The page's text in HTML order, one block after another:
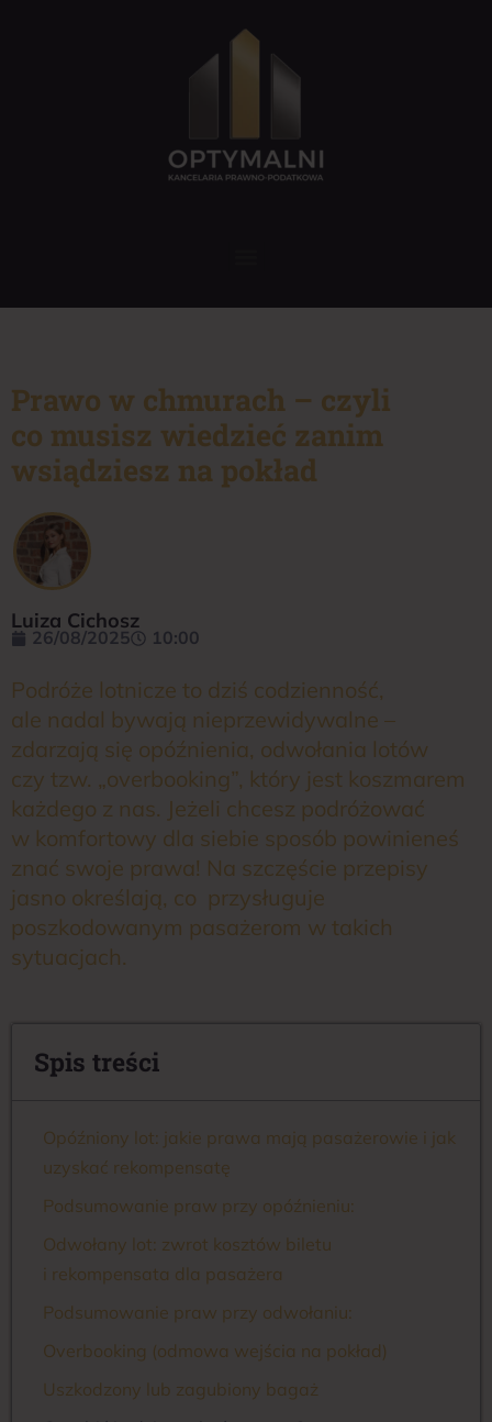
Prawo w chmurach – czyli
co musisz wiedzieć zanim
wsiądziesz na pokład
Luiza Cichosz
26/08/2025 10:00
Podróże lotnicze to dziś codzienność,
ale nadal bywają nieprzewidywalne –
zdarzają się opóźnienia, odwołania lotów
czy tzw. „overbooking”, który jest koszmarem
każdego z nas. Jeżeli chcesz podróżować
w komfortowy dla siebie sposób powinieneś
znać swoje prawa! Na szczęście przepisy
jasno określają, co przysługuje
poszkodowanym pasażerom w takich
sytuacjach.
Spis treści
Opóźniony lot: jakie prawa mają pasażerowie i jak
uzyskać rekompensatę
Podsumowanie praw przy opóźnieniu:
Odwołany lot: zwrot kosztów biletu
i rekompensata dla pasażera
Podsumowanie praw przy odwołaniu:
Overbooking (odmowa wejścia na pokład)
Uszkodzony lub zagubiony bagaż